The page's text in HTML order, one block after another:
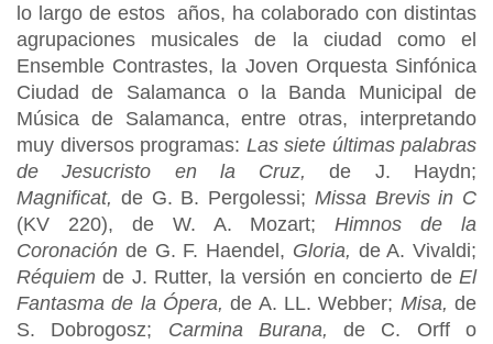
lo largo de estos años, ha colaborado con distintas
agrupaciones musicales de la ciudad como el
Ensemble Contrastes, la Joven Orquesta Sinfónica
Ciudad de Salamanca o la Banda Municipal de
Música de Salamanca, entre otras, interpretando
muy diversos programas: Las siete últimas palabras
de Jesucristo en la Cruz,
de J. Haydn;
Magnificat, de G. B. Pergolessi; Missa Brevis in C
(KV 220), de W. A. Mozart;Himnos de la
Coronación de G. F. Haendel, Gloria, de A. Vivaldi;
Réquiem de J. Rutter, la versión en concierto de El
Fantasma de la Ópera, de A. LL. Webber; Misa, de
S. Dobrogosz; Carmina Burana, de C. Orff o